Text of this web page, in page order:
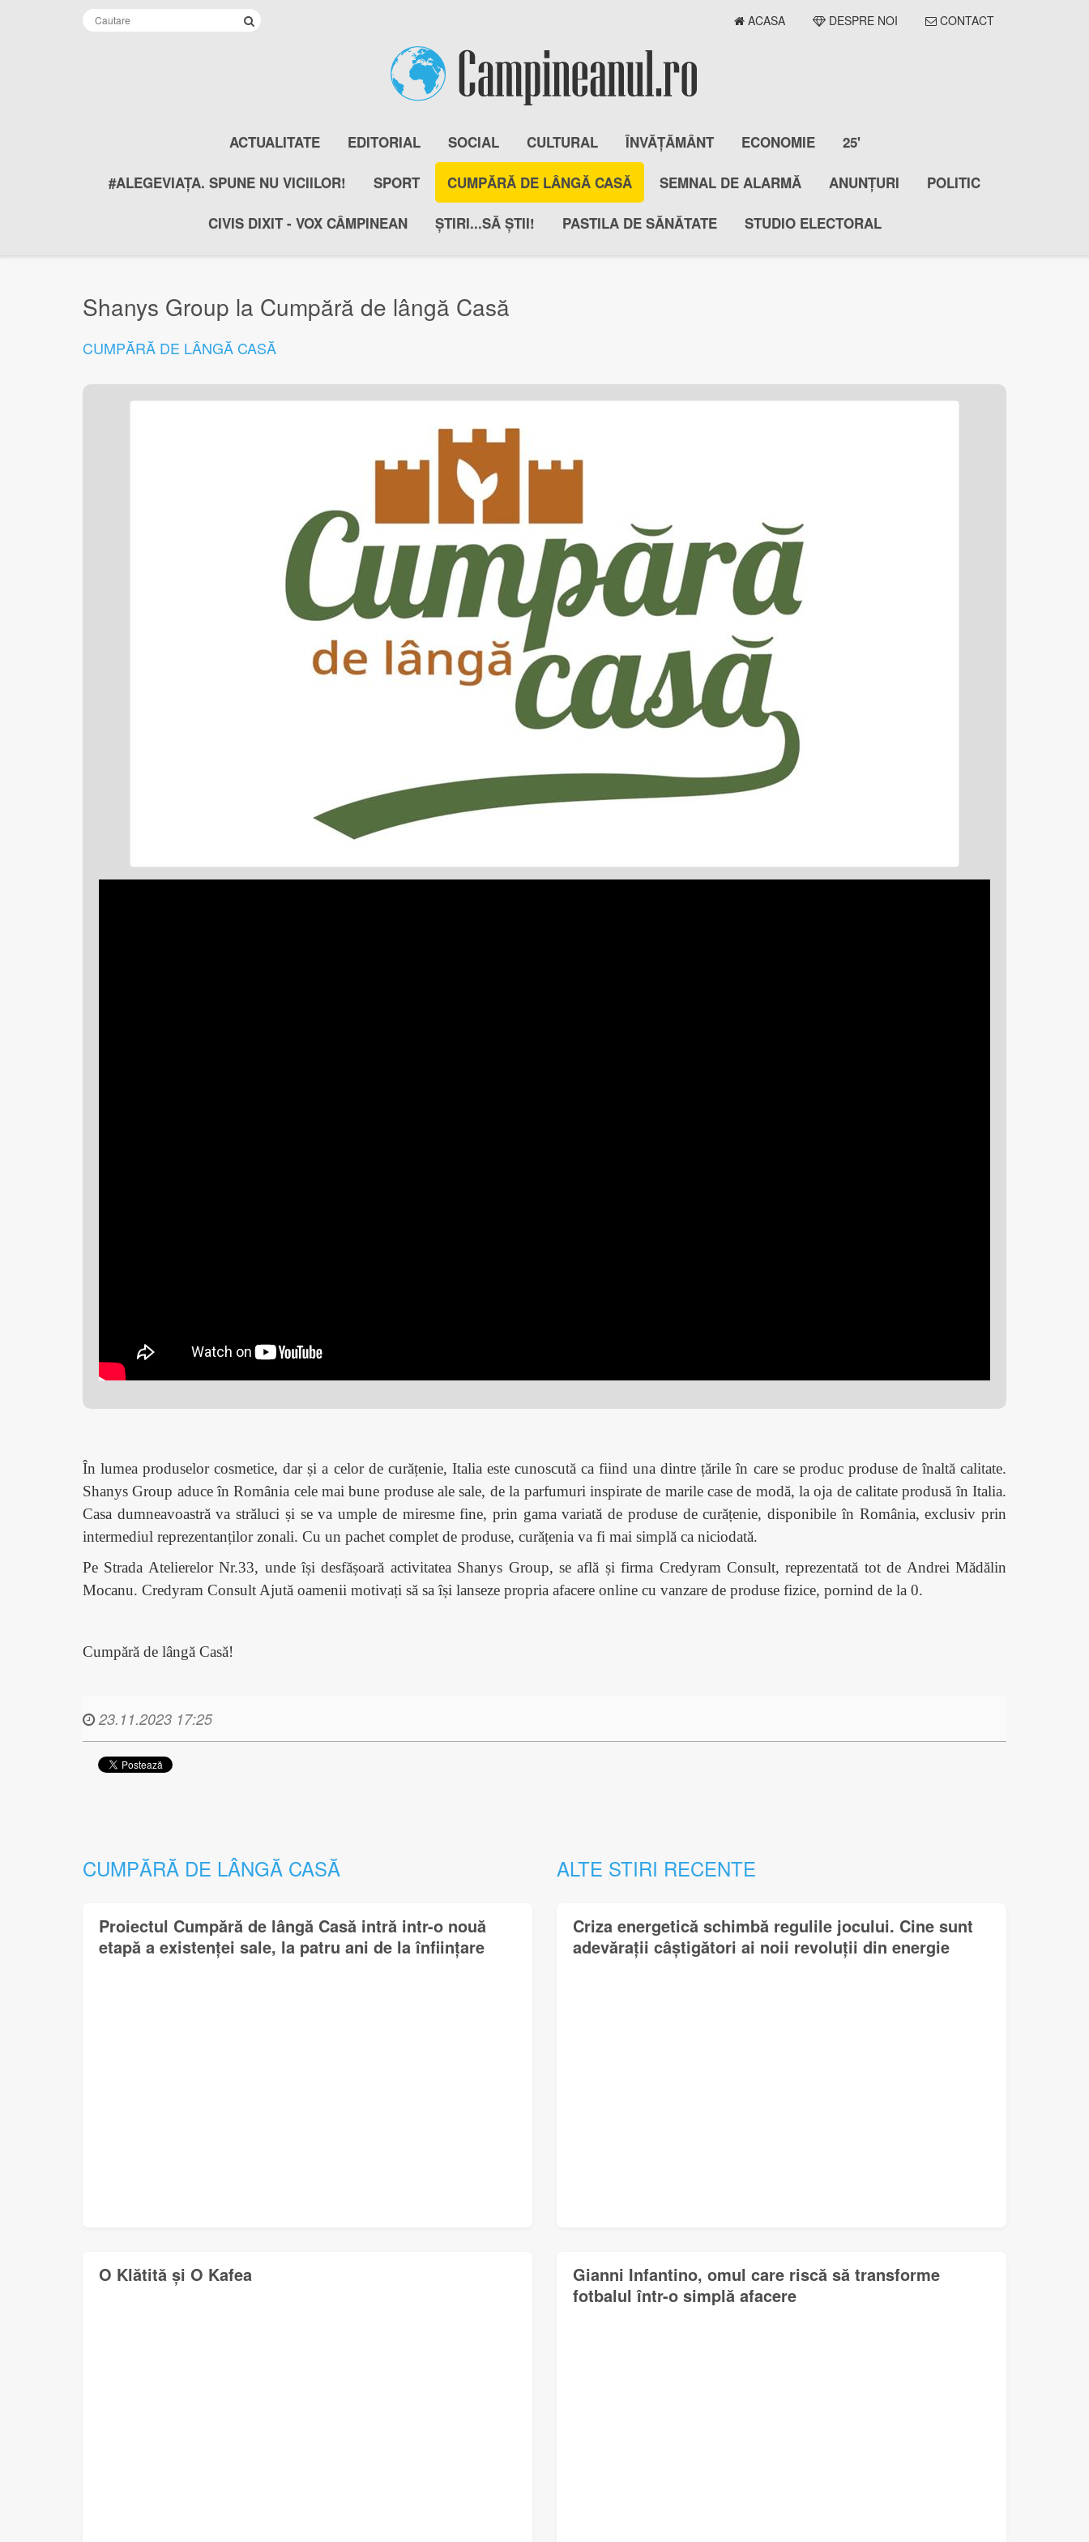
ACASA DESPRE NOI CONTACT
ACTUALITATE EDITORIAL SOCIAL CULTURAL ÎNVĂȚĂMÂNT ECONOMIE 25'
#ALEGEVIAȚA. SPUNE NU VICIILOR! SPORT CUMPĂRĂ DE LÂNGĂ CASĂ SEMNAL DE ALARMĂ ANUNȚURI POLITIC
CIVIS DIXIT - VOX CÂMPINEAN ȘTIRI...SĂ ȘTII! PASTILA DE SĂNĂTATE STUDIO ELECTORAL
Shanys Group la Cumpără de lângă Casă
CUMPĂRĂ DE LÂNGĂ CASĂ
În lumea produselor cosmetice, dar și a celor de curățenie, Italia este cunoscută ca fiind una dintre țările în care se produc produse de înaltă calitate.
Shanys Group aduce în România cele mai bune produse ale sale, de la parfumuri inspirate de marile case de modă, la oja de calitate produsă în Italia.
Casa dumneavoastră va străluci și se va umple de miresme fine, prin gama variată de produse de curățenie, disponibile în România, exclusiv prin
intermediul reprezentanților zonali. Cu un pachet complet de produse, curățenia va fi mai simplă ca niciodată.
Pe Strada Atelierelor Nr.33, unde își desfășoară activitatea Shanys Group, se află șifirma Credyram Consult, reprezentată tot de Andrei Mădălin
Mocanu. Credyram Consult Ajută oamenii motivați să sa își lanseze propria afacere online cu vanzare de produse fizice, pornind de la 0.
Cumpără de lângă Casă!
23.11.2023 17:25
CUMPĂRĂ DE LÂNGĂ CASĂ
Proiectul Cumpără de lângă Casă intră intr-o nouă
etapă a existenței sale, la patru ani de la înființare
O Klătită și O Kafea
ALTE STIRI RECENTE
Criza energetică schimbă regulile jocului. Cine sunt
adevărații câștigători ai noii revoluții din energie
Gianni Infantino, omul care riscă să transforme
fotbalul într-o simplă afacere